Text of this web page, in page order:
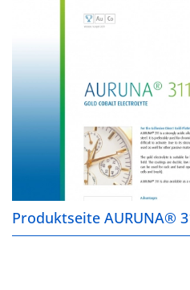
Produktseite AURUNA®